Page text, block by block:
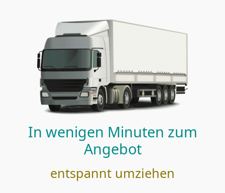
In wenigen Minuten zum
Angebot
entspannt umziehen